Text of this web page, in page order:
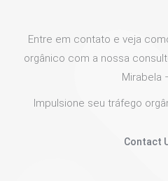
Entre em contato e veja
orgânico com a nossa
Mirabela
Impulsione seu tráfego
Contact